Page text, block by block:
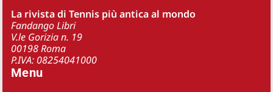
La rivista di Tennis più antica al mondo
Fandango Libri
V.le Gorizia n. 19
00198 Roma
P.IVA: 08254041000
Menu